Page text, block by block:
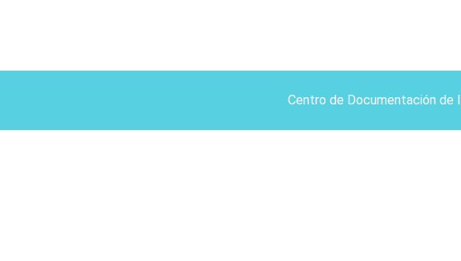
Centro de Documentación